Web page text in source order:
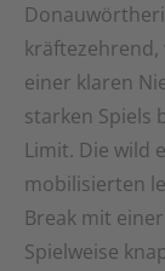
kräftezehrend,
einer klaren
starken Spiels
Limit. Die wild
mobilisierten
Break mit
Spielweise